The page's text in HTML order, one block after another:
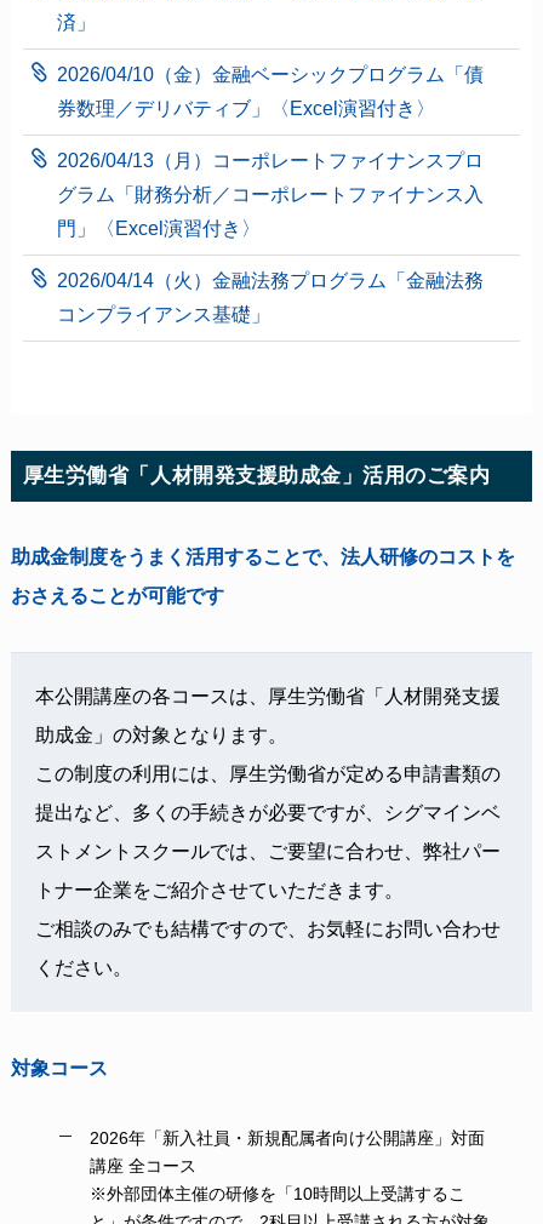
済」
2026/04/10（金）金融ベーシックプログラム「債
券数理／デリバティブ」〈Excel演習付き〉
2026/04/13（月）コーポレートファイナンスプロ
グラム「財務分析／コーポレートファイナンス入
門」〈Excel演習付き〉
2026/04/14（火）金融法務プログラム「金融法務
コンプライアンス基礎」
厚生労働省「人材開発支援助成金」活用のご案内
助成金制度をうまく活用することで、法人研修のコストを
おさえることが可能です
本公開講座の各コースは、厚生労働省「人材開発支援
助成金」の対象となります。
この制度の利用には、厚生労働省が定める申請書類の
提出など、多くの手続きが必要ですが、シグマインベ
ストメントスクールでは、ご要望に合わせ、弊社パー
トナー企業をご紹介させていただきます。
ご相談のみでも結構ですので、お気軽にお問い合わせ
ください。
対象コース
2026年「新⼊社員・新規配属者向け公開講座」対面
講座 全コース
※外部団体主催の研修を「10時間以上受講するこ